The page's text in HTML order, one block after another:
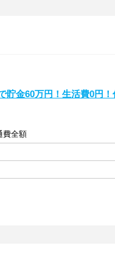
貯金60万円！生活費0円
費全額